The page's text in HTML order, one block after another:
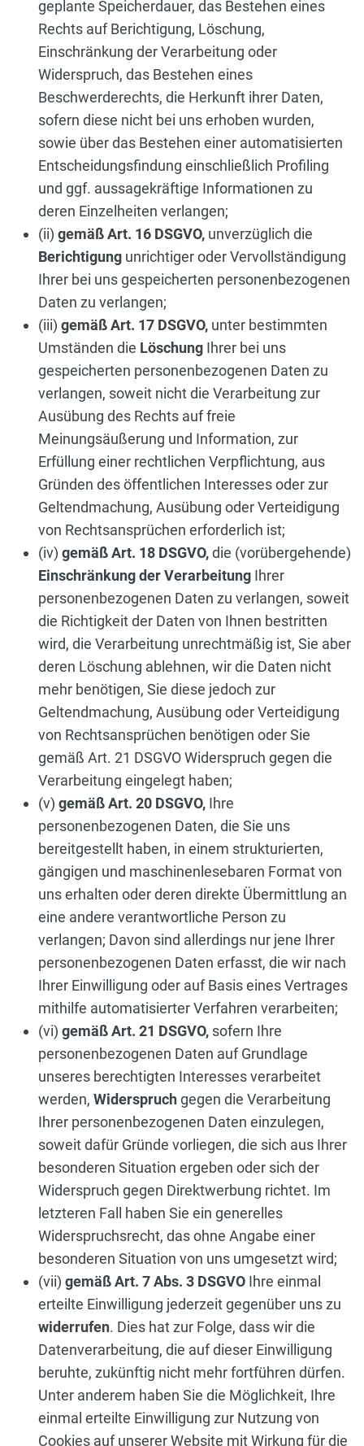
geplante Speicherdauer, das Bestehen eines
Rechts auf Berichtigung, Löschung,
Einschränkung der Verarbeitung oder
Widerspruch, das Bestehen eines
Beschwerderechts, die Herkunft ihrer Daten,
sofern diese nicht bei uns erhoben wurden,
sowie über das Bestehen einer automatisierten
Entscheidungsfindung einschließlich Profiling
und ggf. aussagekräftige Informationen zu
deren Einzelheiten verlangen;
(ii) gemäß Art. 16 DSGVO, unverzüglich die
Berichtigung unrichtiger oder Vervollständigung
Ihrer bei uns gespeicherten personenbezogenen
Daten zu verlangen;
(iii) gemäß Art. 17 DSGVO, unter bestimmten
Umständen die Löschung Ihrer bei uns
gespeicherten personenbezogenen Daten zu
verlangen, soweit nicht die Verarbeitung zur
Ausübung des Rechts auf freie
Meinungsäußerung und Information, zur
Erfüllung einer rechtlichen Verpflichtung, aus
Gründen des öffentlichen Interesses oder zur
Geltendmachung, Ausübung oder Verteidigung
von Rechtsansprüchen erforderlich ist;
(iv) gemäß Art. 18 DSGVO,die (vorübergehende)
Einschränkung der Verarbeitung Ihrer
personenbezogenen Daten zu verlangen, soweit
die Richtigkeit der Daten von Ihnen bestritten
wird, die Verarbeitung unrechtmäßig ist, Sie aber
deren Löschung ablehnen, wir die Daten nicht
mehr benötigen, Sie diese jedoch zur
Geltendmachung, Ausübung oder Verteidigung
von Rechtsansprüchen benötigen oder Sie
gemäß Art. 21 DSGVO Widerspruch gegen die
Verarbeitung eingelegt haben;
(v) gemäß Art. 20 DSGVO, Ihre
personenbezogenen Daten, die Sie uns
bereitgestellt haben, in einem strukturierten,
gängigen und maschinenlesebaren Format von
uns erhalten oder deren direkte Übermittlung an
eine andere verantwortliche Person zu
verlangen; Davon sind allerdings nur jene Ihrer
personenbezogenen Daten erfasst, die wir nach
Ihrer Einwilligung oder auf Basis eines Vertrages
mithilfe automatisierter Verfahren verarbeiten;
(vi) gemäß Art. 21 DSGVO, sofern Ihre
personenbezogenen Daten auf Grundlage
unseres berechtigten Interesses verarbeitet
werden, Widerspruchgegen die Verarbeitung
Ihrer personenbezogenen Daten einzulegen,
soweit dafür Gründe vorliegen, die sich aus Ihrer
besonderen Situation ergeben oder sich der
Widerspruch gegen Direktwerbung richtet. Im
letzteren Fall haben Sie ein generelles
Widerspruchsrecht, das ohne Angabe einer
besonderen Situation von uns umgesetzt wird;
(vii) gemäß Art. 7 Abs. 3 DSGVO Ihre einmal
erteilte Einwilligung jederzeit gegenüber uns zu
widerrufen. Dies hat zur Folge, dass wir die
Datenverarbeitung, die auf dieser Einwilligung
beruhte, zukünftig nicht mehr fortführen dürfen.
Unter anderem haben Sie die Möglichkeit, Ihre
einmal erteilte Einwilligung zur Nutzung von
Cookies auf unserer Website mit Wirkung für die